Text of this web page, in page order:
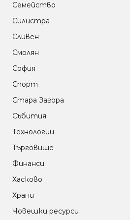
Семейство
Силистра
Сливен
Смолян
София
Спорт
Стара Загора
Събития
Технологии
Търговище
Финанси
Хасково
Храни
Човешки ресурси